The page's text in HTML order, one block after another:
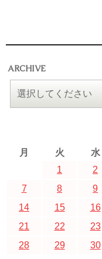
ARCHIVE
月
火 水
1 2
7
8 9
14
15 16
21
22 23
28
29 30